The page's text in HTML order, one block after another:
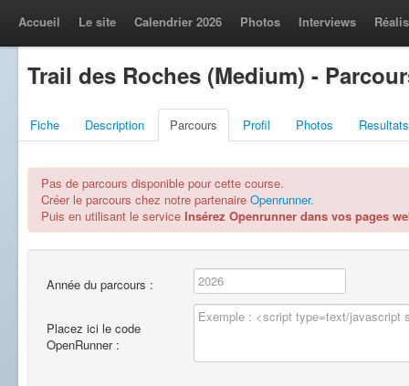
Accueil Le site Calendrier 2026 Photos Interviews
Trail des Roches (Medium) -
Fiche Description Parcours Profil Photos Resultats
Pas de parcours disponible pour cette course.
Créer le parcours chez notre partenaire Openrunner.
Puis en utilisant le service Insérez Openrunner dans vos pages
Année du parcours :
Placez ici le code
OpenRunner :